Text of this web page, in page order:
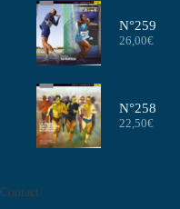
N°259
26,00€
N°258
22,50€
Contact